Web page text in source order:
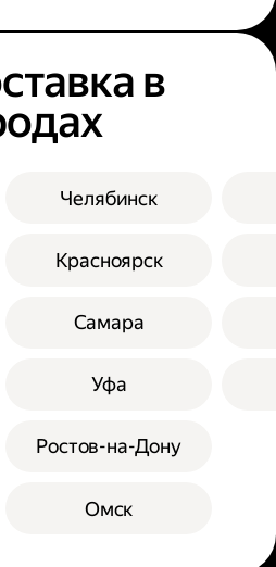
в
Челябинск
Красноярск
Самара
Уфа
Ростов-на-Дону
Омск